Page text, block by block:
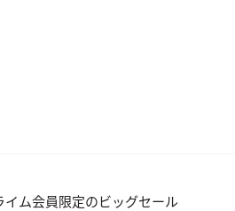
ム会員限定のビッグセール